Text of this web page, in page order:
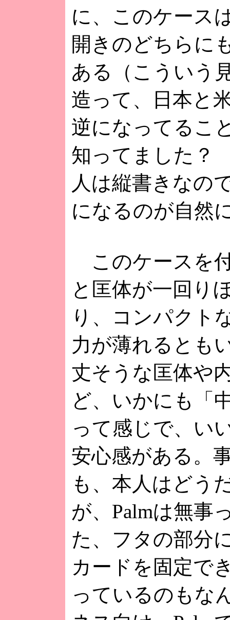
に、このケース
開きのどちらに
ある（こういう
造って、日本と
逆になってるこ
知ってました？
人は縦書きなの
になるのが自然
このケースを
と匡体が一回り
り、コンパクト
力が薄れるとも
丈そうな匡体や
ど、いかにも「
って感じで、い
安心感がある。
も、本人はどう
が、Palmは無事
た、フタの部分
カードを固定で
っているのもな